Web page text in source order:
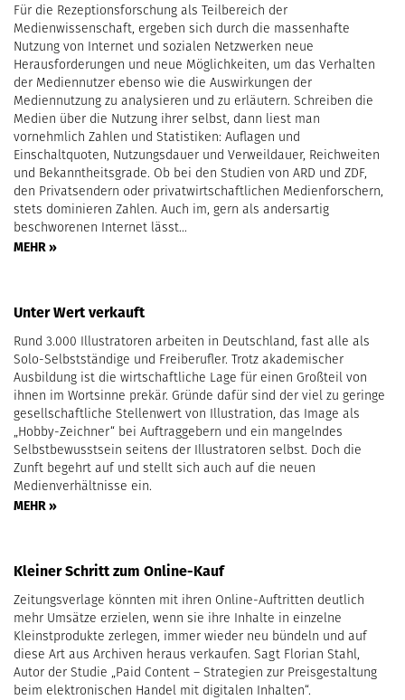
Für die Rezeptionsforschung als Teilbereich der
Medienwissenschaft, ergeben sich durch die massenhafte
Nutzung von Internet und sozialen Netzwerken neue
Herausforderungen und neue Möglichkeiten, um das Verhalten
der Mediennutzer ebenso wie die Auswirkungen der
Mediennutzung zu analysieren und zu erläutern. Schreiben die
Medien über die Nutzung ihrer selbst, dann liest man
vornehmlich Zahlen und Statistiken: Auflagen und
Einschaltquoten, Nutzungsdauer und Verweildauer, Reichweiten
und Bekanntheitsgrade. Ob bei den Studien von ARD und ZDF,
den Privatsendern oder privatwirtschaftlichen Medienforschern,
stets dominieren Zahlen. Auch im, gern als andersartig
beschworenen Internet lässt…
MEHR »
Unter Wert verkauft
Rund 3.000 Illustratoren arbeiten in Deutschland, fast alle als
Solo-Selbstständige und Freiberufler. Trotz akademischer
Ausbildung ist die wirtschaftliche Lage für einen Großteil von
ihnen im Wortsinne prekär. Gründe dafür sind der viel zu geringe
gesellschaftliche Stellenwert von Illustration, das Image als
„Hobby-Zeichner“ bei Auftraggebern und ein mangelndes
Selbstbewusstsein seitens der Illustratoren selbst. Doch die
Zunft begehrt auf und stellt sich auch auf die neuen
Medienverhältnisse ein.
MEHR »
Kleiner Schritt zum Online-Kauf
Zeitungsverlage könnten mit ihren Online-Auftritten deutlich
mehr Umsätze erzielen, wenn sie ihre Inhalte in einzelne
Kleinstprodukte zerlegen, immer wieder neu bündeln und auf
diese Art aus Archiven heraus verkaufen. Sagt Florian Stahl,
Autor der Studie „Paid Content – Strategien zur Preisgestaltung
beim elektronischen Handel mit digitalen Inhalten“.